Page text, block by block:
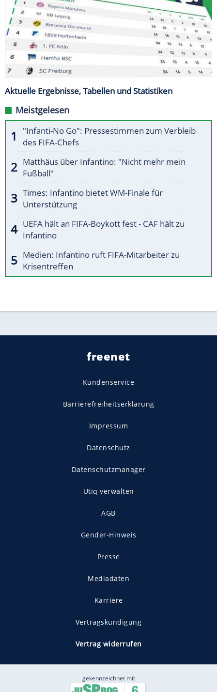
Aktuelle Ergebnisse, Tabellen und Statistiken
Meistgelesen
"Infanti-No Go": Pressestimmen zum Verbleib
des FIFA-Chefs
Matthäus über Infantino: "Nicht mehr mein
Fußball"
Times: Infantino bietet WM-Finale für
Unterstützung
UEFA hält an FIFA-Boykott fest - CAF hält zu
Infantino
Medien: Infantino ruft FIFA-Mitarbeiter zu
Krisentreffen
freenet
Kundenservice
Barrierefreiheitserklärung
Impressum
Datenschutz
Datenschutzmanager
Utiq verwalten
AGB
Gender-Hinweis
Presse
Mediadaten
Karriere
Vertragskündigung
Vertrag widerrufen
gekennzeichnet mit